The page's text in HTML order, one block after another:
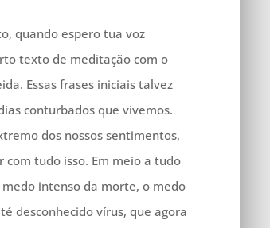
quando espero tua voz
texto de meditação com o
Essas frases iniciais talvez
conturbados que vivemos.
dos nossos sentimentos,
com tudo isso. Em meio a tudo
intenso da morte, o medo
desconhecido vírus, que agora